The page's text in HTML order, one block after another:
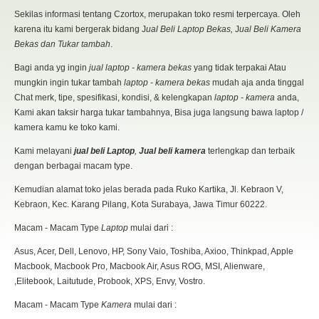
Sekilas informasi tentang Czortox, merupakan toko resmi terpercaya. Oleh
karena itu kami bergerak bidang Jual Beli Laptop Bekas, Jual Beli Kamera
Bekas dan Tukar tambah
Bagi anda yg ingin jual laptop - kamera bekas yang tidak terpakai Atau
mungkin ingin tukar tambah laptop - kamera bekas mudah aja anda tinggal
Chat merk, tipe, spesifikasi, kondisi, & kelengkapan laptop - kamera anda,
Kami akan taksir harga tukar tambahnya, Bisa juga langsung bawa laptop /
kamera kamu ke toko kami.
Kami melayani jual beli Laptop Jual beli kamera terlengkap dan terbaik
dengan berbagai macam type.
Kemudian alamat toko jelas berada pada Ruko Kartika, Jl. Kebraon V,
Kebraon, Kec. Karang Pilang, Kota Surabaya, Jawa Timur 60222.
Macam - Macam Type Laptop mulai dari :
Asus, Acer, Dell, Lenovo, HP, Sony Vaio, Toshiba, Axioo, Thinkpad, Apple
Macbook, Macbook Pro, Macbook Air, Asus ROG, MSI, Alienware,
,Elitebook, Laitutude, Probook, XPS, Envy, Vostro.
Macam - Macam Type Kamera mulai dari :